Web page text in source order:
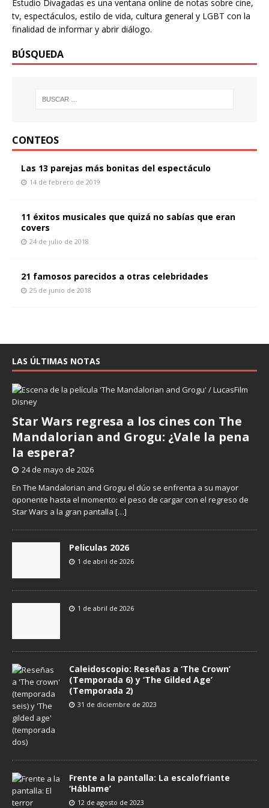
Estudio Divagadas es una ventana online de notas sobre cine,
tv, espectáculos, estilo de vida, cultura general y LGBT con la
finalidad de informar y abrir diálogo.
BÚSQUEDA
CONTEOS
Las 13 parejas más bonitas del espectáculo
14 de febrero de 2019
11 éxitos musicales que quizá no sabías que eran
covers
24 de julio de 2018
21 famosos parecidos a otras celebridades
25 de junio de 2018
LAS ÚLTIMAS NOTAS
Star Wars regresa a los cines con The
Mandalorian and Grogu: ¿Vale la pena
la espera?
24 de mayo de 2026
En The Mandalorian and Grogu el dúo se enfrenta a su mayor
oponente hasta el momento: el peso de cargar con el regreso de
Star Wars a la gran pantalla […]
Peliculas 2026
1 de abril de 2026
1 de abril de 2026
Caleidoscopio: Reseñas a ‘The Crown’
(Temporada 6) y ‘The Gilded Age’
(Temporada 2)
31 de diciembre de 2023
Frente a la pantalla: La escalofriante
‘Háblame’
12 de agosto de 2023